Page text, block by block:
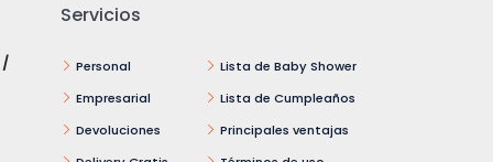
/
Servicios
Personal
Empresarial
Devoluciones
Lista de Baby Shower
Lista de Cumpleaños
Principales ventajas